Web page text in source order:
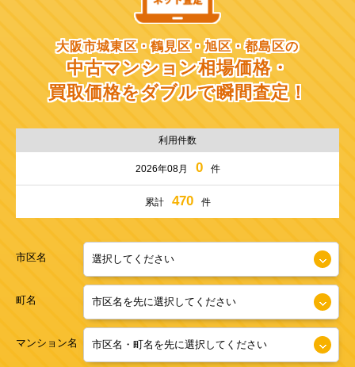
大阪市城東区・鶴見区・旭区・都島区の
中古マンション相場価格・
買取価格をダブルで瞬間査定！
利用件数
2026年08月 0 件
累計 470 件
市区名
町名
マンション名